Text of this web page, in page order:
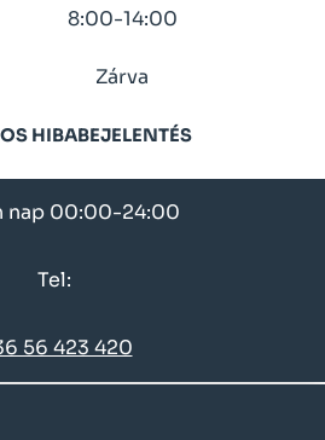
8:00-14:00
Zárva
HIBABEJELENTÉS
nap 00:00-24:00
Tel:
56 423 420